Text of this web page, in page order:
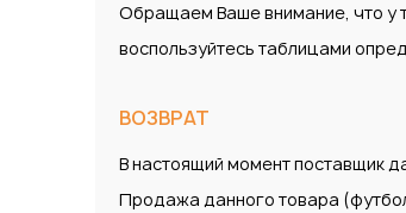
Обращаем Ваше внимание, что у
воспользуйтесь таблицами
ВОЗВРАТ
В настоящий момент поставщик
Продажа данного товара